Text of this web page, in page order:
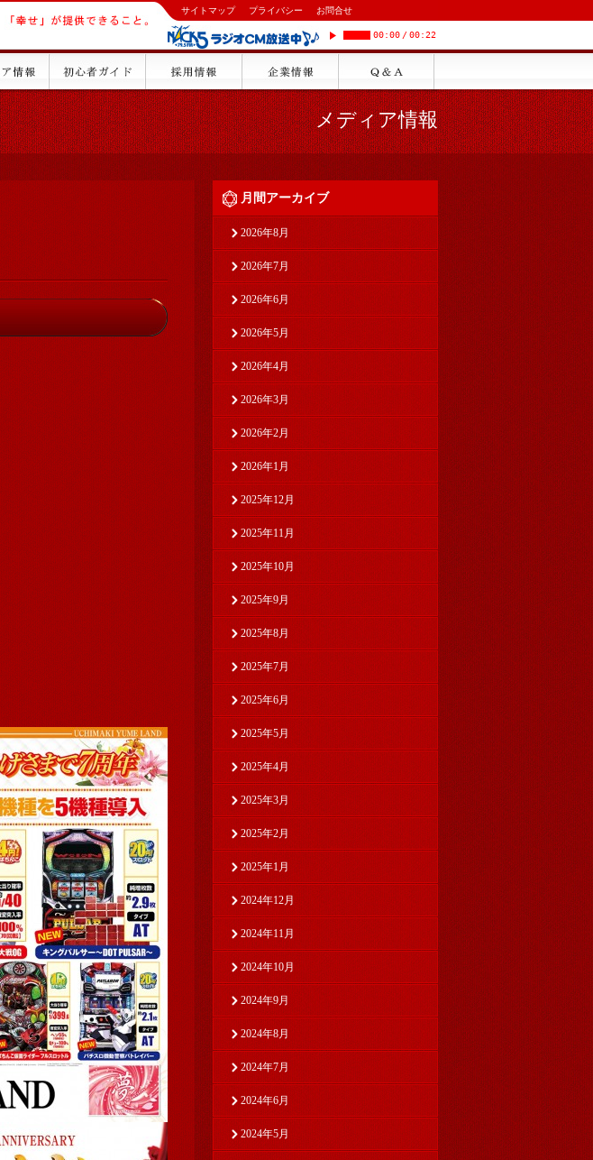
サイトマップ プライバシー お問合せ
00:00 / 00:22
メディア情報
月間アーカイブ
2026年8月
2026年7月
2026年6月
2026年5月
2026年4月
2026年3月
2026年2月
2026年1月
2025年12月
2025年11月
2025年10月
2025年9月
2025年8月
2025年7月
2025年6月
2025年5月
2025年4月
2025年3月
2025年2月
2025年1月
2024年12月
2024年11月
2024年10月
2024年9月
2024年8月
2024年7月
2024年6月
2024年5月